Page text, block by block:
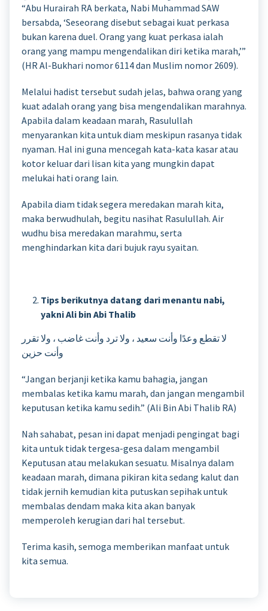
“Abu Hurairah RA berkata, Nabi Muhammad SAW
bersabda, ‘Seseorang disebut sebagai kuat perkasa
bukan karena duel. Orang yang kuat perkasa ialah
orang yang mampu mengendalikan diri ketika marah,’”
(HR Al-Bukhari nomor 6114 dan Muslim nomor 2609).
Melalui hadist tersebut sudah jelas, bahwa orang yang
kuat adalah orang yang bisa mengendalikan marahnya.
Apabila dalam keadaan marah, Rasulullah
menyarankan kita untuk diam meskipun rasanya tidak
nyaman. Hal ini guna mencegah kata-kata kasar atau
kotor keluar dari lisan kita yang mungkin dapat
melukai hati orang lain.
Apabila diam tidak segera meredakan marah kita,
maka berwudhulah, begitu nasihat Rasulullah. Air
wudhu bisa meredakan marahmu, serta
menghindarkan kita dari bujuk rayu syaitan.
Tips berikutnya datang dari menantu nabi,
yakni Ali bin Abi Thalib
لا تقطع وعدًا وأنت سعيد ، ولا ترد وأنت غاضب ، ولا تقرر
وأنت حزين
“Jangan berjanji ketika kamu bahagia, jangan
membalas ketika kamu marah, dan jangan mengambil
keputusan ketika kamu sedih.” (Ali Bin Abi Thalib RA)
Nah sahabat, pesan ini dapat menjadi pengingat bagi
kita untuk tidak tergesa-gesa dalam mengambil
Keputusan atau melakukan sesuatu. Misalnya dalam
keadaan marah, dimana pikiran kita sedang kalut dan
tidak jernih kemudian kita putuskan sepihak untuk
membalas dendam maka kita akan banyak
memperoleh kerugian dari hal tersebut.
Terima kasih, semoga memberikan manfaat untuk
kita semua.